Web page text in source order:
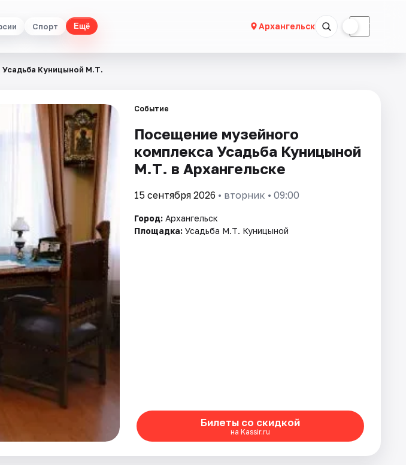
Спорт Ещё Архангельск ☾
Куницыной М.Т.
Событие
Посещение музейного
комплекса Усадьба Куницыной
М.Т. в Архангельске
15 сентября 2026 • вторник • 09:00
Город: Архангельск
Площадка: Усадьба М.Т. Куницыной
Билеты со скидкой
на Kassir.ru